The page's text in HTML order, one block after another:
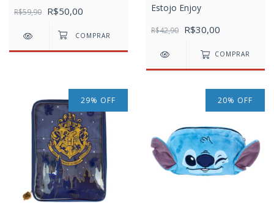
All Black
R$59,90 R$50,00 Estojo Enjoy
R$42,90 R$30,00
COMPRAR
29% OFF 20% OFF